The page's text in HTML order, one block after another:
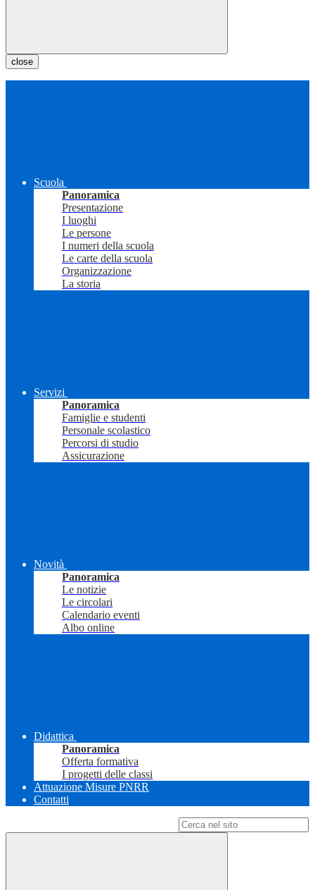
close
Scuola
Panoramica
Presentazione
I luoghi
Le persone
I numeri della scuola
Le carte della scuola
Organizzazione
La storia
Servizi
Panoramica
Famiglie e studenti
Personale scolastico
Percorsi di studio
Assicurazione
Novità
Panoramica
Le notizie
Le circolari
Calendario eventi
Albo online
Didattica
Panoramica
Offerta formativa
I progetti delle classi
Attuazione Misure PNRR
Contatti